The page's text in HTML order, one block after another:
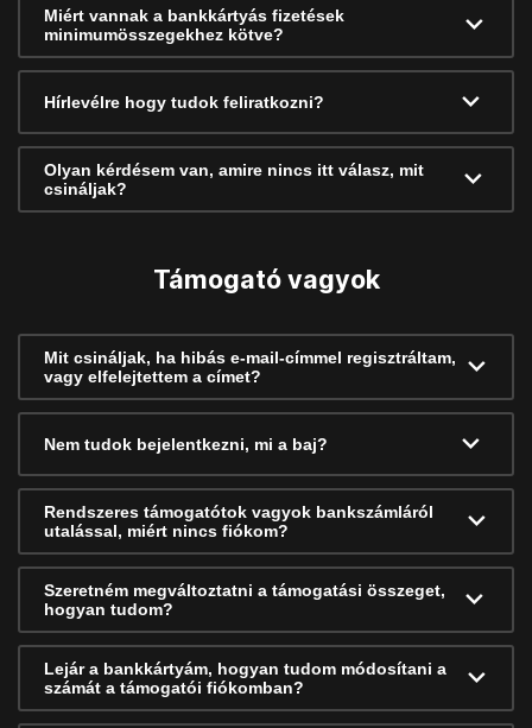
Miért vannak a bankkártyás fizetések
minimumösszegekhez kötve?
Hírlevélre hogy tudok feliratkozni?
Olyan kérdésem van, amire nincs itt válasz, mit
csináljak?
Támogató vagyok
Mit csináljak, ha hibás e-mail-címmel regisztráltam,
vagy elfelejtettem a címet?
Nem tudok bejelentkezni, mi a baj?
Rendszeres támogatótok vagyok bankszámláról
utalással, miért nincs fiókom?
Szeretném megváltoztatni a támogatási összeget,
hogyan tudom?
Lejár a bankkártyám, hogyan tudom módosítani a
számát a támogatói fiókomban?